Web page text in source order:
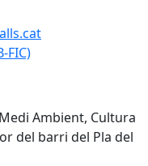
FIC)
FIC)
Ambient, Cultura
del barri del Pla del